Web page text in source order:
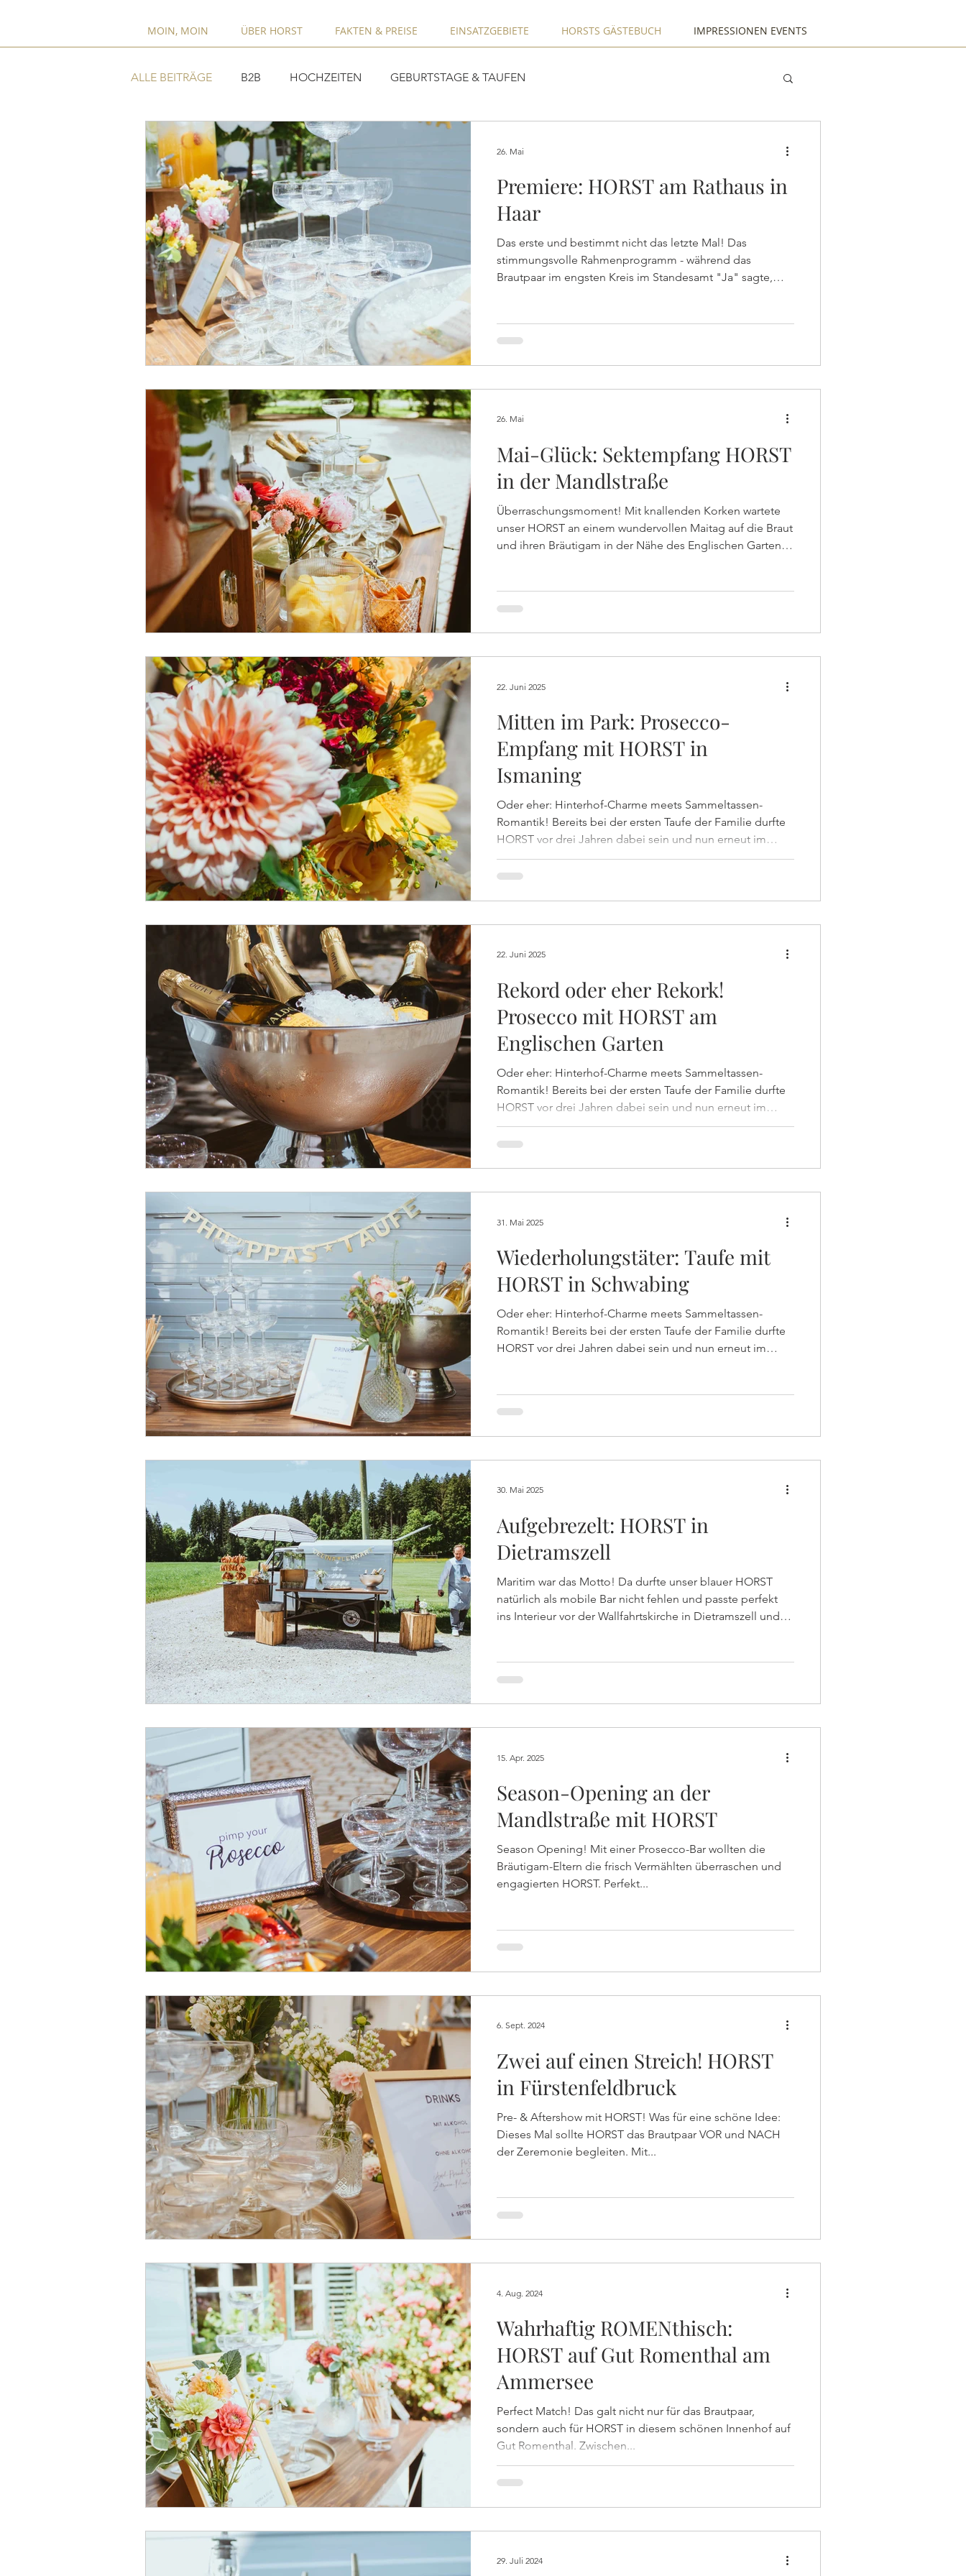
MOIN, MOIN ÜBER HORST FAKTEN & PREISE EINSATZGEBIETE HORSTS GÄSTEBUCH IMPRESSIONEN EVENTS
ALLE BEITRÄGE B2B HOCHZEITEN GEBURTSTAGE & TAUFEN
Premiere: HORST am Rathaus in
Haar
Das erste und bestimmt nicht das letzte Mal! Das
stimmungsvolle Rahmenprogramm - während das
Brautpaar im engsten Kreis im Standesamt "Ja" sagte,
Treppe des Balkons des Haarer Standesamtes nach
draußen kamen! Und die einzige Frage, die wir uns
zwischen Prosecco und Prisecco stellten: Warum waren wir
26. Mai
Mai-Glück: Sektempfang HORST
in der Mandlstraße
Überraschungsmoment! Mit knallenden Korken wartete
unser HORST an einem wundervollen Maitag auf die Braut
und ihren Bräutigam in der Nähe des Englischen Gartens.
rund 20 Gäste! Liebe Beatrice, lieber Joshua, es war uns
Fest und wir wünschen euch für eure gemeinsame Zukunft
26. Mai
Mitten im Park: Prosecco-
Empfang mit HORST in
Ismaning
Oder eher: Hinterhof-Charme meets Sammeltassen-
Romantik! Bereits bei der ersten Taufe der Familie durfte
HORST vor drei Jahren dabei sein und nun erneut im
lauschigen Hinterhof der Erlöserkirche in Schwabingen
die rund 60 Gäste bei der Taufe der kleinen Philippa mit
22. Juni 2025
Rekord oder eher Rekork!
Prosecco mit HORST am
Englischen Garten
Oder eher: Hinterhof-Charme meets Sammeltassen-
Romantik! Bereits bei der ersten Taufe der Familie durfte
HORST vor drei Jahren dabei sein und nun erneut im
lauschigen Hinterhof der Erlöserkirche in Schwabingen
die rund 60 Gäste bei der Taufe der kleinen Philippa mit
22. Juni 2025
Wiederholungstäter: Taufe mit
HORST in Schwabing
Oder eher: Hinterhof-Charme meets Sammeltassen-
Romantik! Bereits bei der ersten Taufe der Familie durfte
HORST vor drei Jahren dabei sein und nun erneut im
leckeren Drinks, Prosecco und cremigem Kaffee
verwöhnen!
31. Mai 2025
Aufgebrezelt: HORST in
Dietramszell
Maritim war das Motto! Da durfte unser blauer HORST
natürlich als mobile Bar nicht fehlen und passte perfekt
ins Interieur vor der Wallfahrtskirche in Dietramszell und
30. Mai 2025
Season-Opening an der
Mandlstraße mit HORST
Season Opening! Mit einer Prosecco-Bar wollten die
Bräutigam-Eltern die frisch Vermählten überraschen und
engagierten HORST. Perfekt...
15. Apr. 2025
Zwei auf einen Streich! HORST
in Fürstenfeldbruck
Pre- & Aftershow mit HORST! Was für eine schöne Idee:
Dieses Mal sollte HORST das Brautpaar VOR und NACH
der Zeremonie begleiten. Mit...
6. Sept. 2024
Wahrhaftig ROMENthisch:
HORST auf Gut Romenthal am
Ammersee
Perfect Match! Das galt nicht nur für das Brautpaar,
sondern auch für HORST in diesem schönen Innenhof auf
Gut Romenthal. Zwischen...
4. Aug. 2024
29. Juli 2024